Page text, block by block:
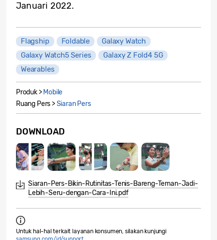
Januari 2022.
Flagship Foldable
Galaxy Watch
Galaxy Watch5 Series
Galaxy Z Fold4 5G
Wearables
Produk > Mobile
Ruang Pers >Siaran Pers
DOWNLOAD
Siaran-Pers-Bikin-Rutinitas-Tenis-Bareng-Teman-Jadi-
Lebih-Seru-dengan-Cara-Ini.pdf
Untuk hal-hal terkait layanan konsumen, silakan kunjungi